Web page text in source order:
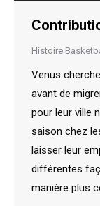
Histoire
Venus
avant de
pour leur ville
saison chez
laisser leur
différentes
manière plus